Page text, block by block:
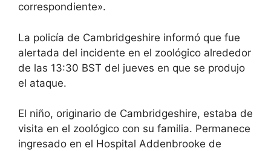
correspondiente».
La policía de Cambridgeshire informó que fue
alertada del incidente en el zoológico alrededor
de las 13:30 BST del jueves en que se produjo
el ataque.
El niño, originario de Cambridgeshire, estaba de
visita en el zoológico con su familia. Permanece
ingresado en el Hospital Addenbrooke de